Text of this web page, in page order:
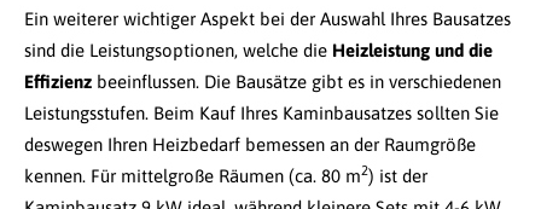
Ein weiterer wichtiger Aspekt bei der Auswahl Ihres Bausatzes
sind die Leistungsoptionen, welche die Heizleistung und die
Effizienz beeinflussen. Die Bausätze gibt es in verschiedenen
Leistungsstufen. Beim Kauf Ihres Kaminbausatzes sollten Sie
deswegen Ihren Heizbedarf bemessen an der Raumgröße
kennen. Für mittelgroße Räumen (ca. 80 m2) ist der